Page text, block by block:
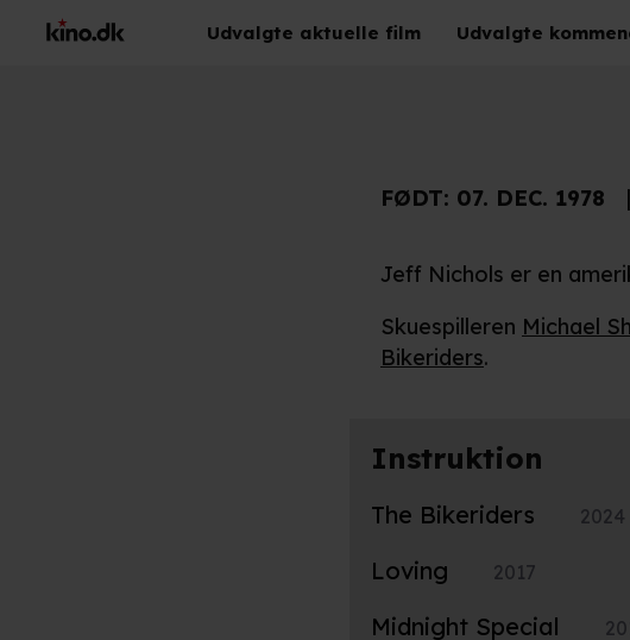
Udvalgte aktuelle film Udvalgte
FØDT: 07. DEC. 1978
Jeff Nichols er en
Skuespilleren Michael
Bikeriders.
Instruktion
The Bikeriders 2024
Loving 2017
Midnight Special